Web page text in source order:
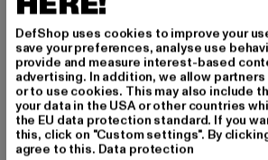
Farbe: grau
Hersteller Farbe: snowcamo
Materialzusammensetzung: 100%
Elastodien, 20% Polyester
Art.Nr: BD3001-00708
Hersteller: Brandit Textil GmbH |
DefShop uses cookies to improve your
save your preferences, analyse use
provide and measure interest-based
advertising. In addition, we allow
or to use cookies. This may also include
your data in the USA or other countries
the EU data protection standard. If you
this, click on "Custom settings". By
agree to this. Data protection